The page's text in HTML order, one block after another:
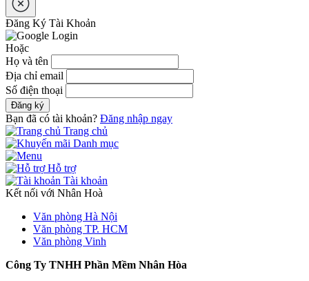
Đăng Ký Tài Khoản
Hoặc
Họ và tên
Địa chỉ email
Số điện thoại
Đăng ký
Bạn đã có tài khoản? Đăng nhập ngay
Trang chủ
Danh mục
Hỗ trợ
Tài khoản
Kết nối với Nhân Hoà
Văn phòng Hà Nội
Văn phòng TP. HCM
Văn phòng Vinh
Công Ty TNHH Phần Mềm Nhân Hòa